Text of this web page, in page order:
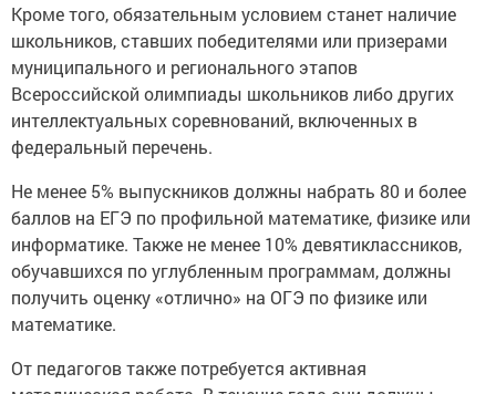
Кроме того, обязательным условием станет наличие
школьников, ставших победителями или призерами
муниципального и регионального этапов
Всероссийской олимпиады школьников либо других
интеллектуальных соревнований, включенных в
федеральный перечень.
Не менее 5% выпускников должны набрать 80 и более
баллов на ЕГЭ по профильной математике, физике или
информатике. Также не менее 10% девятиклассников,
обучавшихся по углубленным программам, должны
получить оценку «отлично» на ОГЭ по физике или
математике.
От педагогов также потребуется активная